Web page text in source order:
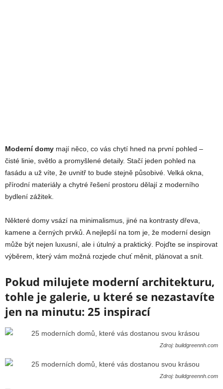
Moderní domy mají něco, co vás chytí hned na první pohled –
čisté linie, světlo a promyšlené detaily. Stačí jeden pohled na
fasádu a už víte, že uvnitř to bude stejně působivé. Velká okna,
přírodní materiály a chytré řešení prostoru dělají z moderního
bydlení zážitek.
Některé domy vsází na minimalismus, jiné na kontrasty dřeva,
kamene a černých prvků. A nejlepší na tom je, že moderní design
může být nejen luxusní, ale i útulný a praktický. Pojďte se inspirovat
výběrem, který vám možná rozjede chuť měnit, plánovat a snít.
Pokud milujete moderní architekturu,
tohle je galerie, u které se nezastavíte
jen na minutu: 25 inspirací
Zdroj: buildgreennh.com
Zdroj: buildgreennh.com